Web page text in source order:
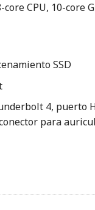
CPU, 10-core
SSD
4, puerto
para